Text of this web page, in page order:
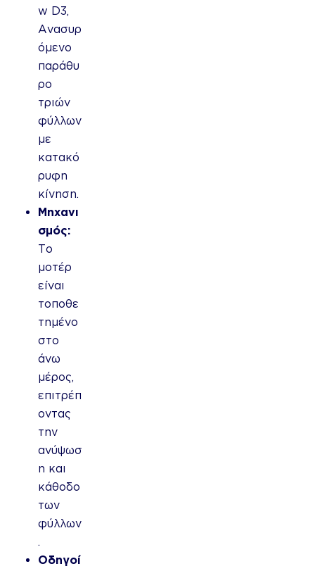
w D3,
Ανασυρ
όμενο
παράθυ
ρο
τριών
φύλλων
με
κατακό
ρυφη
κίνηση.
Μηχανι
σμός:
Το
μοτέρ
είναι
τοποθε
τημένο
στο
άνω
μέρος,
επιτρέπ
οντας
την
ανύψωσ
η και
κάθοδο
των
φύλλων
.
Οδηγοί